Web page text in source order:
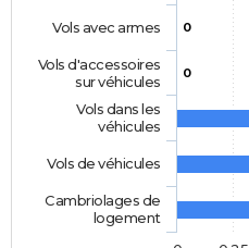
0
0
Vols avec armes
Vols d'accessoires
sur véhicules
Vols dans les
véhicules
Vols de véhicules
Cambriolages de
logement